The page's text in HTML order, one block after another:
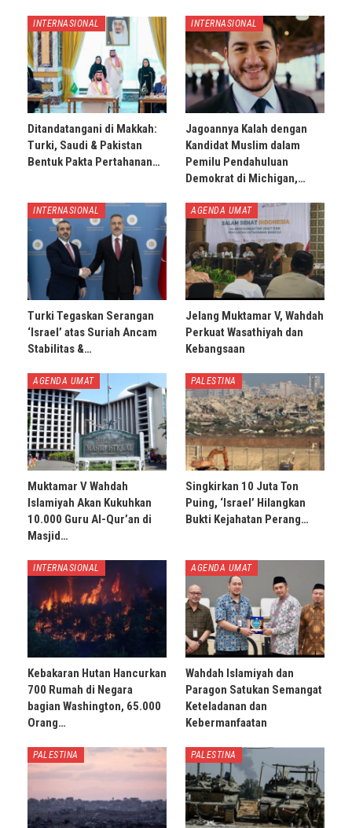
INTERNASIONAL
Ditandatangani di Makkah:
Turki, Saudi & Pakistan
Bentuk Pakta Pertahanan…
INTERNASIONAL
Jagoannya Kalah dengan
Kandidat Muslim dalam
Pemilu Pendahuluan
Demokrat di Michigan,…
INTERNASIONAL
Turki Tegaskan Serangan
‘Israel’ atas Suriah Ancam
Stabilitas &…
AGENDA UMAT
Jelang Muktamar V, Wahdah
Perkuat Wasathiyah dan
Kebangsaan
AGENDA UMAT
Muktamar V Wahdah
Islamiyah Akan Kukuhkan
10.000 Guru Al-Qur’an di
Masjid…
PALESTINA
Singkirkan 10 Juta Ton
Puing, ‘Israel’ Hilangkan
Bukti Kejahatan Perang…
INTERNASIONAL
Kebakaran Hutan Hancurkan
700 Rumah di Negara
bagian Washington, 65.000
Orang…
AGENDA UMAT
Wahdah Islamiyah dan
Paragon Satukan Semangat
Keteladanan dan
Kebermanfaatan
PALESTINA PALESTINA